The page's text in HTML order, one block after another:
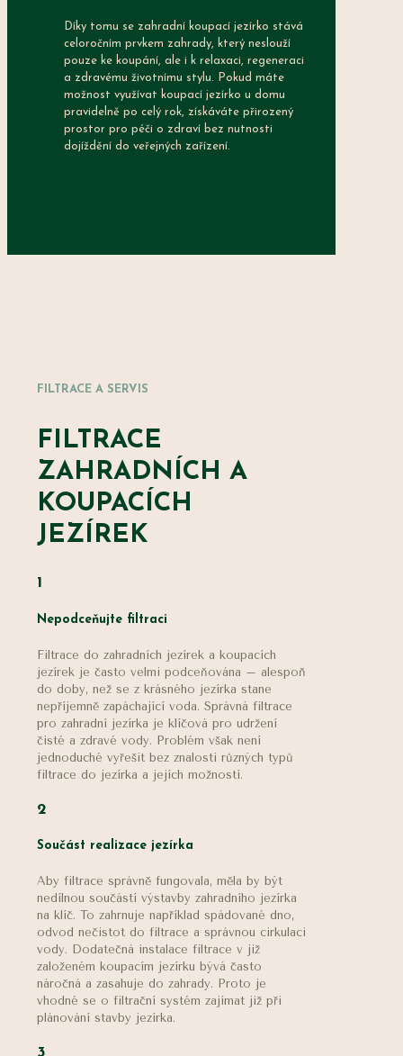
Díky tomu se zahradní koupací jezírko stává
celoročním prvkem zahrady, který neslouží
pouze ke koupání, ale i k relaxaci, regeneraci
a zdravému životnímu stylu. Pokud máte
možnost využívat koupací jezírko u domu
pravidelně po celý rok, získáváte přirozený
prostor pro péči o zdraví bez nutnosti
dojíždění do veřejných zařízení.
FILTRACE A SERVIS
FILTRACE
ZAHRADNÍCH A
KOUPACÍCH
JEZÍREK
1
Nepodceňujte filtraci
Filtrace do zahradních jezírek a koupacích
jezírek je často velmi podceňována – alespoň
do doby, než se z krásného jezírka stane
nepříjemně zapáchající voda. Správná filtrace
pro zahradní jezírka je klíčová pro udržení
čisté a zdravé vody. Problém však není
jednoduché vyřešit bez znalosti různých typů
filtrace do jezírka a jejích možností.
2
Součást realizace jezírka
Aby filtrace správně fungovala, měla by být
nedílnou součástí výstavby zahradního jezírka
na klíč. To zahrnuje například spádované dno,
odvod nečistot do filtrace a správnou cirkulaci
vody. Dodatečná instalace filtrace v již
založeném koupacím jezírku bývá často
náročná a zasahuje do zahrady. Proto je
vhodné se o filtrační systém zajímat již při
plánování stavby jezírka.